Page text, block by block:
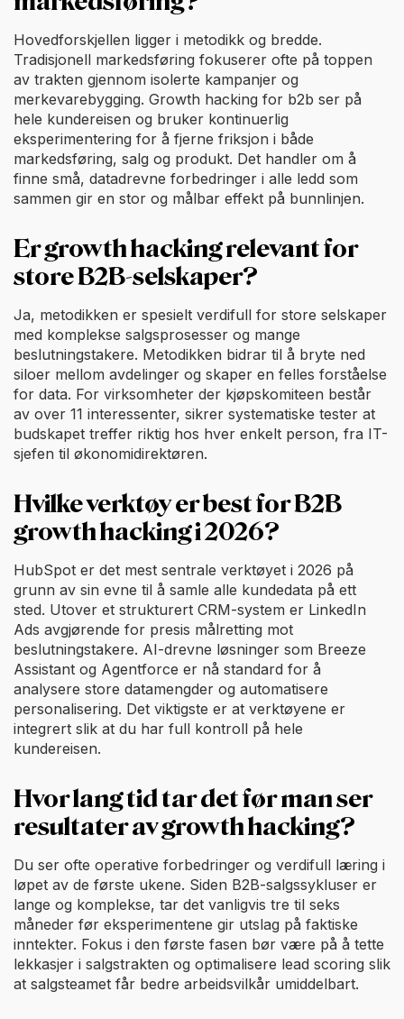
Hovedforskjellen ligger i metodikk og bredde.
Tradisjonell markedsføring fokuserer ofte på toppen
av trakten gjennom isolerte kampanjer og
merkevarebygging. Growth hacking for b2b ser på
hele kundereisen og bruker kontinuerlig
eksperimentering for å fjerne friksjon i både
markedsføring, salg og produkt. Det handler om å
finne små, datadrevne forbedringer i alle ledd som
sammen gir en stor og målbar effekt på bunnlinjen.
Er growth hacking relevant for
store B2B-selskaper?
Ja, metodikken er spesielt verdifull for store selskaper
med komplekse salgsprosesser og mange
beslutningstakere. Metodikken bidrar til å bryte ned
siloer mellom avdelinger og skaper en felles forståelse
for data. For virksomheter der kjøpskomiteen består
av over 11 interessenter, sikrer systematiske tester at
budskapet treffer riktig hos hver enkelt person, fra IT-
sjefen til økonomidirektøren.
Hvilke verktøy er best for B2B
growth hacking i 2026?
HubSpot er det mest sentrale verktøyet i 2026 på
grunn av sin evne til å samle alle kundedata på ett
sted. Utover et strukturert CRM-system er LinkedIn
Ads avgjørende for presis målretting mot
beslutningstakere. AI-drevne løsninger som Breeze
Assistant og Agentforce er nå standard for å
analysere store datamengder og automatisere
personalisering. Det viktigste er at verktøyene er
integrert slik at du har full kontroll på hele
kundereisen.
Hvor lang tid tar det før man ser
resultater av growth hacking?
Du ser ofte operative forbedringer og verdifull læring i
løpet av de første ukene. Siden B2B-salgssykluser er
lange og komplekse, tar det vanligvis tre til seks
måneder før eksperimentene gir utslag på faktiske
inntekter. Fokus i den første fasen bør være på å tette
lekkasjer i salgstrakten og optimalisere lead scoring slik
at salgsteamet får bedre arbeidsvilkår umiddelbart.